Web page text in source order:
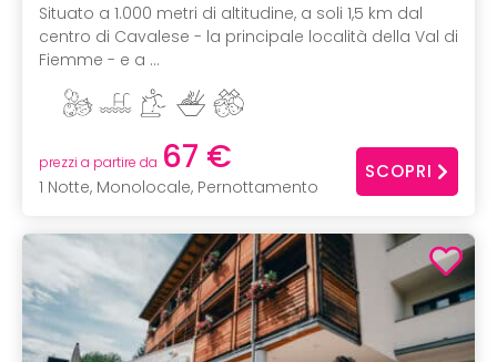
Situato a 1.000 metri di altitudine, a soli 1,5 km dal
centro di Cavalese - la principale località della Val di
Fiemme - e a ...
prezzi a partire da 67 €
1 Notte, Monolocale, Pernottamento
SCOPRI